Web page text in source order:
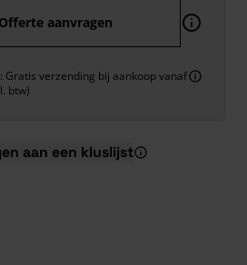
Offerte aanvragen
Gratis verzending bij aankoop vanaf
btw)
aan een kluslijst